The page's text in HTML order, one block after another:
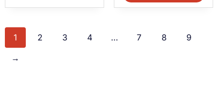
1 2 3 4 … 7 8 9
→